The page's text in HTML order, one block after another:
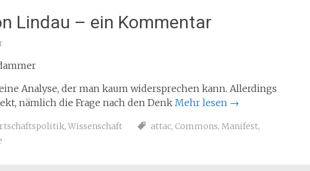
Lindau – ein Kommentar
Analyse, der man kaum widersprechen kann. Allerdings
nämlich die Frage nach den Denk Mehr lesen →
, Wissenschaft attac, Commons, Manifest,